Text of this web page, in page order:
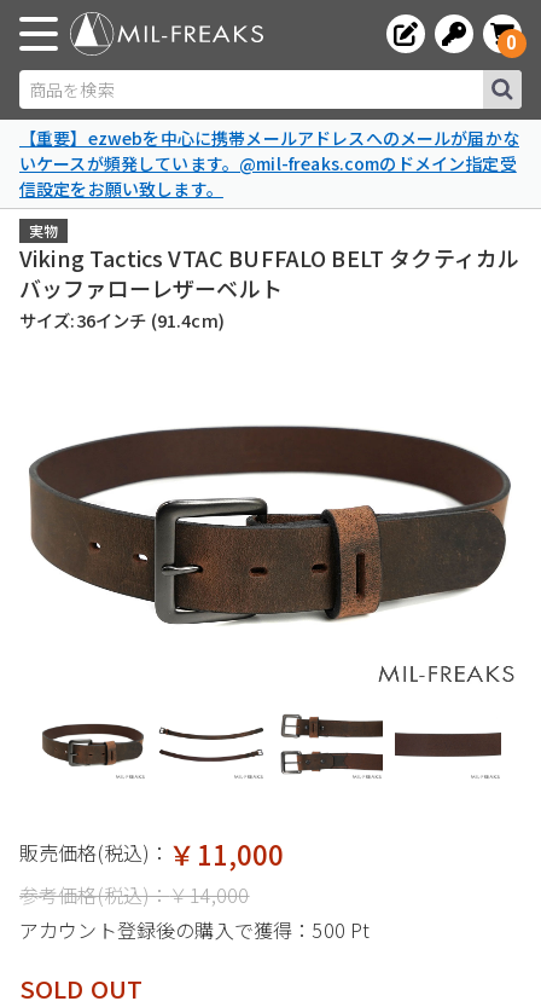
商品を検索
0
【重要】ezwebを中心に携帯メールアドレスへのメールが届かな
いケースが頻発しています。@mil-freaks.comのドメイン指定受
信設定をお願い致します。
実物
Viking Tactics VTAC BUFFALO BELT タクティカル
バッファローレザーベルト
サイズ:36インチ (91.4cm)
販売価格(税込)： ￥11,000
参考価格(税込)：￥14,000
アカウント登録後の購入で獲得： 500 Pt
SOLD OUT